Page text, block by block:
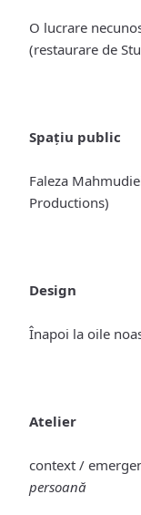
O lucrare
(restaurare de
Spațiu public
Faleza
Productions)
Design
Înapoi la oile
Atelier
context /
persoană